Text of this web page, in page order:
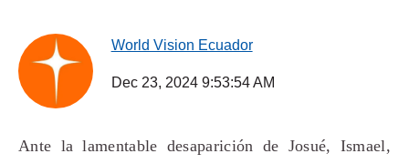
World Vision Ecuador
Dec 23, 2024 9:53:54 AM
Ante la lamentable desaparición de Josué, Ismael,